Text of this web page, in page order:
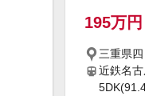
195万円
三重県
近鉄名